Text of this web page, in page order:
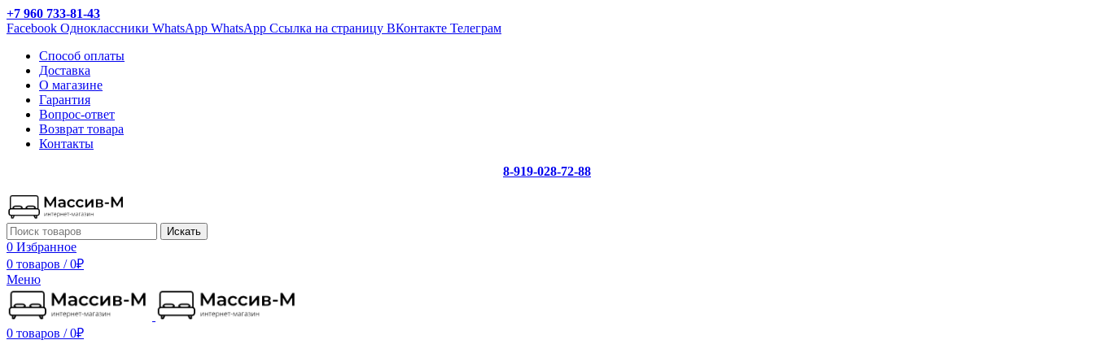
+7 960 733-81-43
Facebook Одноклассники WhatsApp WhatsApp Ссылка на страницу ВКонтакте Телеграм
Способ оплаты
Доставка
О магазине
Гарантия
Вопрос-ответ
Возврат товара
Контакты
8-919-028-72-88
Искать
0 Избранное
0 товаров / 0₽
Меню
0 товаров / 0₽